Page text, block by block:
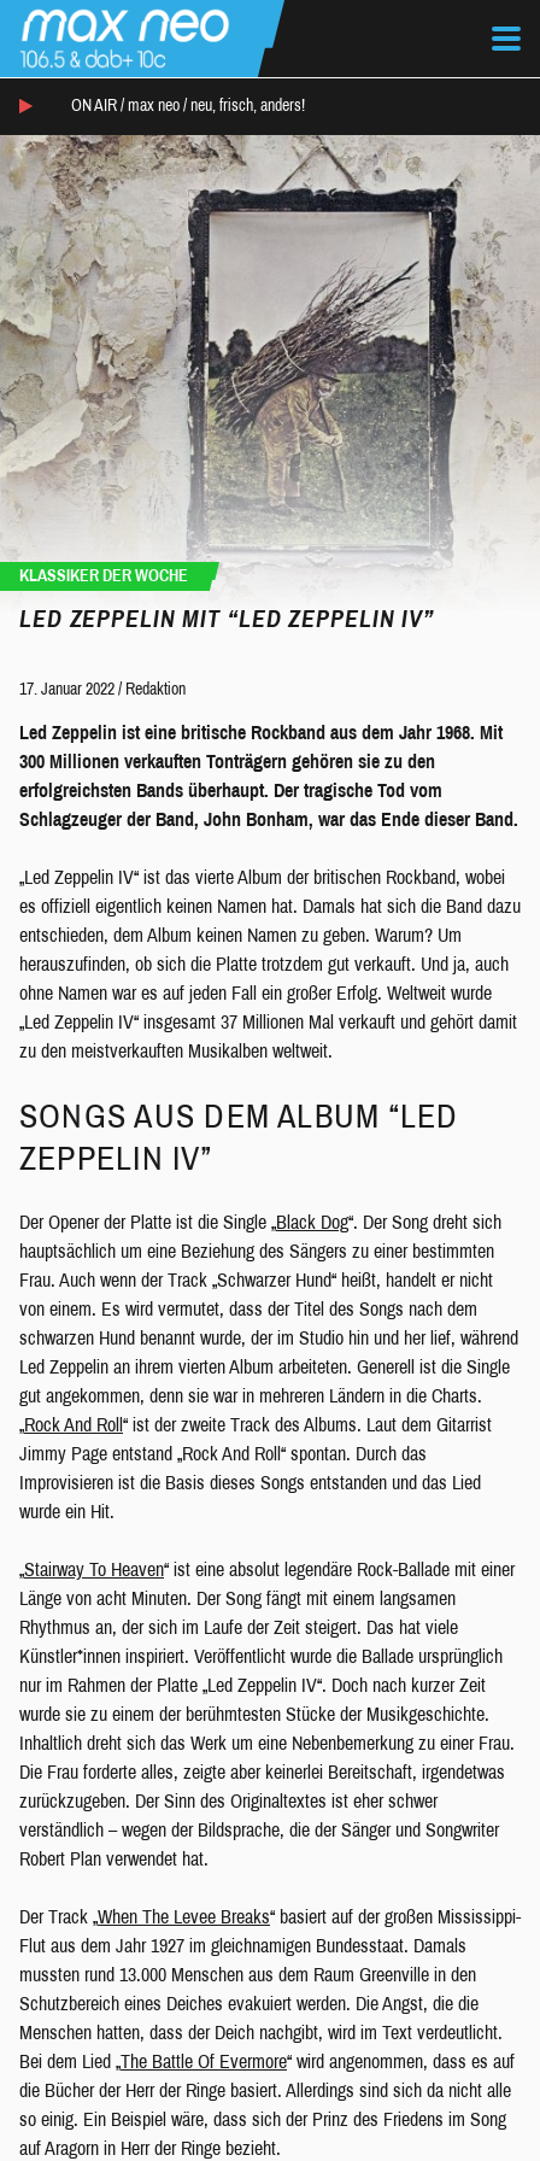
ON AIR / max neo / neu, frisch, anders!
KLASSIKER DER WOCHE
LED ZEPPELIN MIT “LED ZEPPELIN IV”
17. Januar 2022 / Redaktion
Led Zeppelin ist eine britische Rockband aus dem Jahr 1968. Mit
300 Millionen verkauften Tonträgern gehören sie zu den
erfolgreichsten Bands überhaupt. Der tragische Tod vom
Schlagzeuger der Band, John Bonham, war das Ende dieser Band.
„Led Zeppelin IV“ ist das vierte Album der britischen Rockband, wobei
es offiziell eigentlich keinen Namen hat. Damals hat sich die Band dazu
entschieden, dem Album keinen Namen zu geben. Warum? Um
herauszufinden, ob sich die Platte trotzdem gut verkauft. Und ja, auch
ohne Namen war es auf jeden Fall ein großer Erfolg. Weltweit wurde
„Led Zeppelin IV“ insgesamt 37 Millionen Mal verkauft und gehört damit
zu den meistverkauften Musikalben weltweit.
SONGS AUS DEM ALBUM “LED
ZEPPELIN IV”
Der Opener der Platte ist die Single „Black Dog“. Der Song dreht sich
hauptsächlich um eine Beziehung des Sängers zu einer bestimmten
Frau. Auch wenn der Track „Schwarzer Hund“ heißt, handelt er nicht
von einem. Es wird vermutet, dass der Titel des Songs nach dem
schwarzen Hund benannt wurde, der im Studio hin und her lief, während
Led Zeppelin an ihrem vierten Album arbeiteten. Generell ist die Single
gut angekommen, denn sie war in mehreren Ländern in die Charts.
„Rock And Roll “ ist der zweite Track des Albums. Laut dem Gitarrist
Jimmy Page entstand „Rock And Roll“ spontan. Durch das
Improvisieren ist die Basis dieses Songs entstanden und das Lied
wurde ein Hit.
„Stairway To Heaven“ ist eine absolut legendäre Rock-Ballade mit einer
Länge von acht Minuten. Der Song fängt mit einem langsamen
Rhythmus an, der sich im Laufe der Zeit steigert. Das hat viele
Künstler*innen inspiriert. Veröffentlicht wurde die Ballade ursprünglich
nur im Rahmen der Platte „Led Zeppelin IV“. Doch nach kurzer Zeit
wurde sie zu einem der berühmtesten Stücke der Musikgeschichte.
Inhaltlich dreht sich das Werk um eine Nebenbemerkung zu einer Frau.
Die Frau forderte alles, zeigte aber keinerlei Bereitschaft, irgendetwas
zurückzugeben. Der Sinn des Originaltextes ist eher schwer
verständlich – wegen der Bildsprache, die der Sänger und Songwriter
Robert Plan verwendet hat.
Der Track „When The Levee Breaks“ basiert auf der großen Mississippi-
Flut aus dem Jahr 1927 im gleichnamigen Bundesstaat. Damals
mussten rund 13.000 Menschen aus dem Raum Greenville in den
Schutzbereich eines Deiches evakuiert werden. Die Angst, die die
Menschen hatten, dass der Deich nachgibt, wird im Text verdeutlicht.
Bei dem Lied „The Battle Of Evermore“ wird angenommen, dass es auf
die Bücher der Herr der Ringe basiert. Allerdings sind sich da nicht alle
so einig. Ein Beispiel wäre, dass sich der Prinz des Friedens im Song
auf Aragorn in Herr der Ringe bezieht.